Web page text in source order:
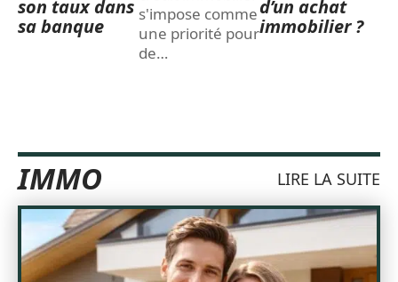
son taux dans
sa banque
s'impose comme
une priorité pour
de…
d’un achat
immobilier ?
IMMO LIRE LA SUITE